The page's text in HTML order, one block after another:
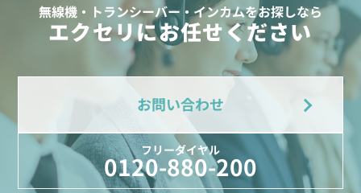
無線機・トランシーバー・インカムをお探しなら
エクセリにお任せください
お問い合わせ
フリーダイヤル
0120-880-200